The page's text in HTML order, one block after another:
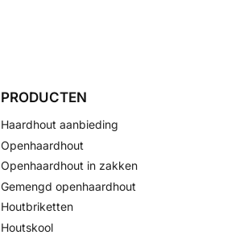
PRODUCTEN
Haardhout aanbieding
Openhaardhout
Openhaardhout in zakken
Gemengd openhaardhout
Houtbriketten
Houtskool